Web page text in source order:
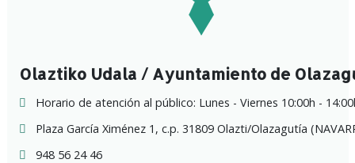
Olaztiko Udala / Ayuntamiento de
Horario de atención al público: Lunes - Viernes 10:00h -
Plaza García Ximénez 1, c.p. 31809 Olazti/Olazagutía
948 56 24 46